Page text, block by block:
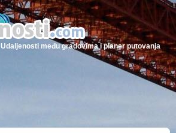
Udaljenosti među gradovima i planer putovanja